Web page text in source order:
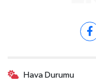
Hava Durumu